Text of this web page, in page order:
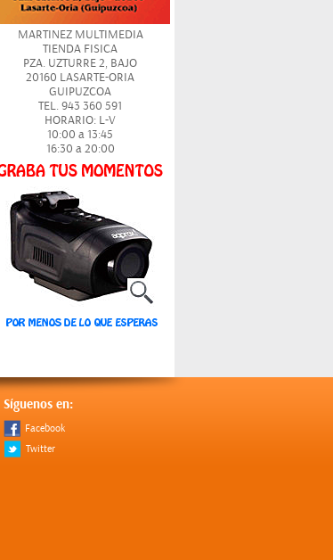
MARTINEZ MULTIMEDIA
TIENDA FISICA
PZA. UZTURRE 2, BAJO
20160 LASARTE-ORIA
GUIPUZCOA
TEL. 943 360 591
HORARIO: L-V
10:00 a 13:45
16:30 a 20:00
Síguenos en:
Facebook
Twitter